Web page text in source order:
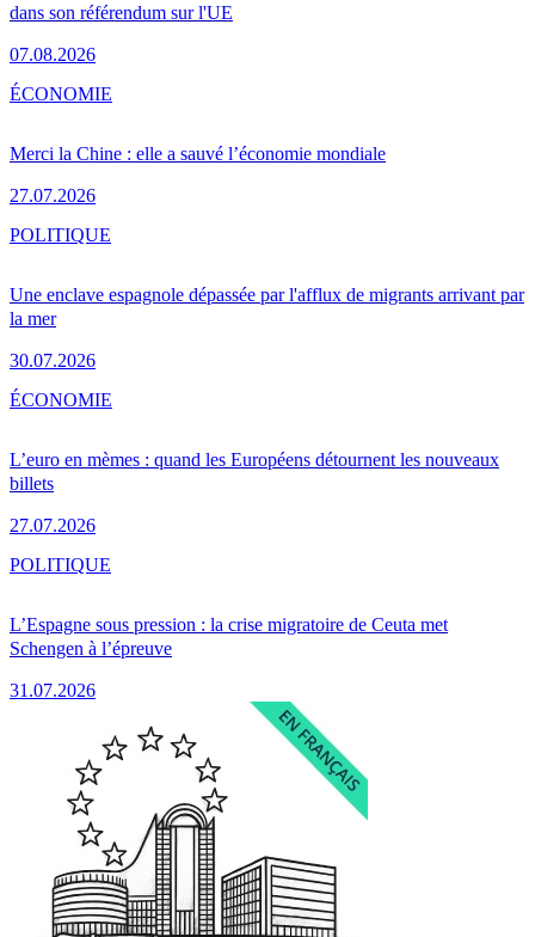
dans son référendum sur l'UE
07.08.2026
Merci la Chine : elle a sauvé l’économie mondiale
27.07.2026
ÉCONOMIE
Une enclave espagnole dépassée par l'afflux de migrants arrivant par
la mer
30.07.2026
POLITIQUE
L’euro en mèmes : quand les Européens détournent les nouveaux
billets
27.07.2026
ÉCONOMIE
L’Espagne sous pression : la crise migratoire de Ceuta met
Schengen à l’épreuve
31.07.2026
POLITIQUE